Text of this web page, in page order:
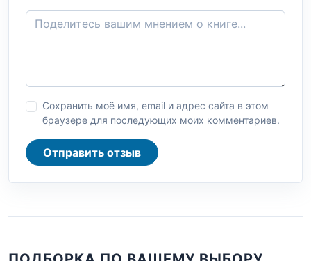
Сохранить моё имя, email и адрес сайта в этом
браузере для последующих моих комментариев.
Отправить отзыв